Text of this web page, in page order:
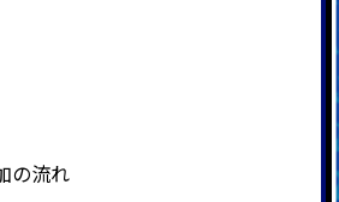
の流れ